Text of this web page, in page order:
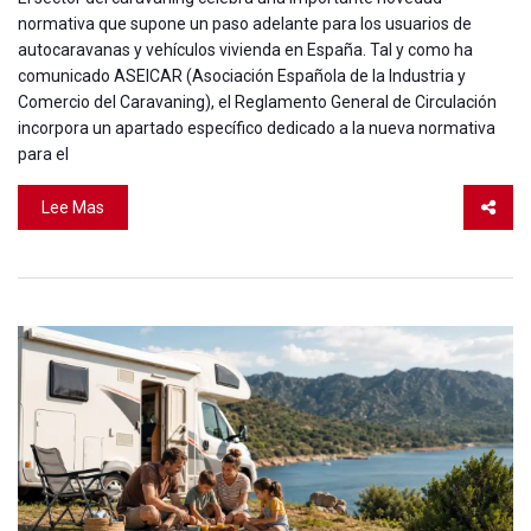
normativa que supone un paso adelante para los usuarios de
autocaravanas y vehículos vivienda en España. Tal y como ha
comunicado ASEICAR (Asociación Española de la Industria y
Comercio del Caravaning), el Reglamento General de Circulación
incorpora un apartado específico dedicado a la nueva normativa
para el
Lee Mas